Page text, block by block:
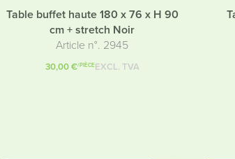
Table buffet haute 180 x 76 x H 90
cm + stretch Noir
Article n°. 2945
30,00 €/PIÈCEEXCL. TVA